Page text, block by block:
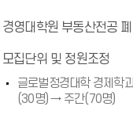
경영대학원 부동산전공 폐
모집단위 및 정원조정
글로벌정경대학 경제학
(30명) → 주간(70명)